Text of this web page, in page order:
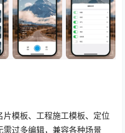
模板、工程施工模板、定位
过多编辑，兼容各种场景